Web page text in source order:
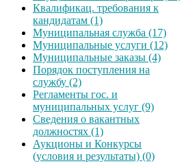
Квалификац. требования к
кандидатам (1)
Муниципальная служба (17)
Муниципальные услуги (12)
Муниципальные заказы (4)
Порядок поступления на
службу (2)
Регламенты гос. и
муниципальных услуг (9)
Сведения о вакантных
должностях (1)
Аукционы и Конкурсы
(условия и результаты) (0)